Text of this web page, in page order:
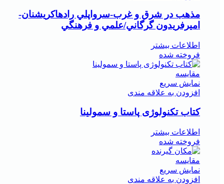
مذهب در شرق و غرب-سرواپلي رادهاکريشنان-
اميرفريدون گرگاني/علمي و فرهنگي
اطلاعات بیشتر
فروخته شده
مقايسه
نمایش سریع
افزودن به علاقه مندی
کتاب تکنولوژی پاستا و سمولینا
اطلاعات بیشتر
فروخته شده
مقايسه
نمایش سریع
افزودن به علاقه مندی